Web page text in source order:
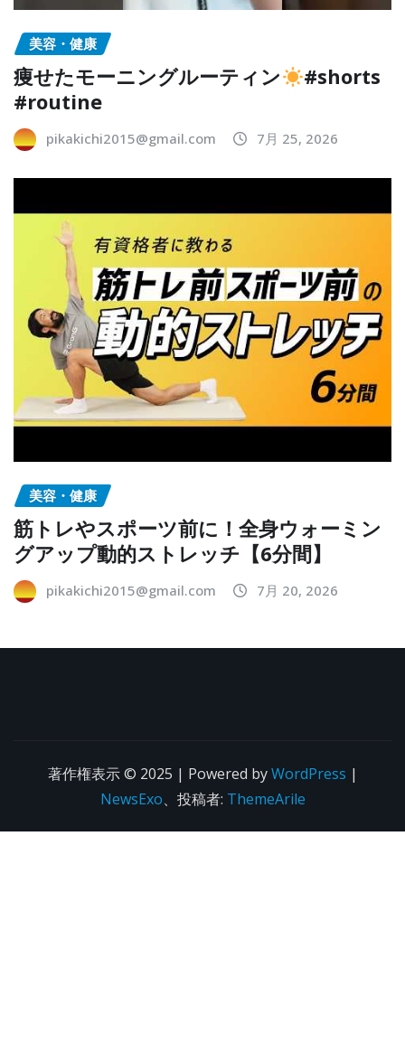
美容・健康
痩せたモーニングルーティン
#shorts
#routine
pikakichi2015@gmail.com 7月 25, 2026
美容・健康
筋トレやスポーツ前に！全身ウォーミン
グアップ動的ストレッチ【6分間】
pikakichi2015@gmail.com 7月 20, 2026
著作権表示 © 2025 | Powered byWordPress |
NewsExo、投稿者: ThemeArile